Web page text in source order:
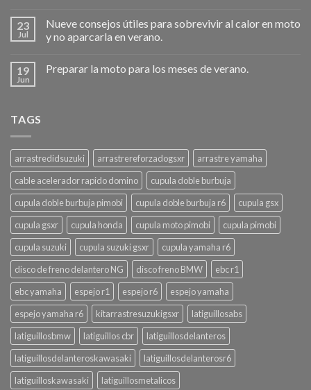
23
Jul
Nueve consejos útiles para sobrevivir al calor en moto
y no aparcarla en verano.
19
Jun
Preparar la moto para los meses de verano.
TAGS
arrastredidsuzuki arrastrereforzadogsxr
arrastre yamaha
cable acelerador rapido domino
cupula doble burbuja
cupula doble burbuja pimobi
cupula doble burbuja r6
cupula gsx
cupula gsxr
cupula honda cupula moto pimobi
cupula pimobi
cupula suzuki
cupula suzuki gsxr
cupula yamaha r6
disco de freno delantero NG
disco freno BMW
ebc r1
ebc yamaha
espejo r1 espejo r6
espejo yamaha
espejo yamaha r6
kitarrastresuzukigsxr
latiguillosabs
latiguillosbmw
latiguillos cbr
latiguillosdelanteros
latiguillosdelanteroskawasaki
latiguillosdelanterosr6
latiguilloskawasaki
latiguillosmetalicos